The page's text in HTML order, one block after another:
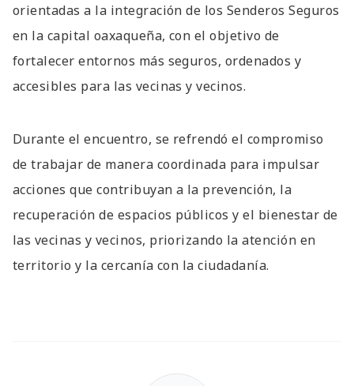
orientadas a la integración de los Senderos Seguros
en la capital oaxaqueña, con el objetivo de
fortalecer entornos más seguros, ordenados y
accesibles para las vecinas y vecinos.
Durante el encuentro, se refrendó el compromiso
de trabajar de manera coordinada para impulsar
acciones que contribuyan a la prevención, la
recuperación de espacios públicos y el bienestar de
las vecinas y vecinos, priorizando la atención en
territorio y la cercanía con la ciudadanía.